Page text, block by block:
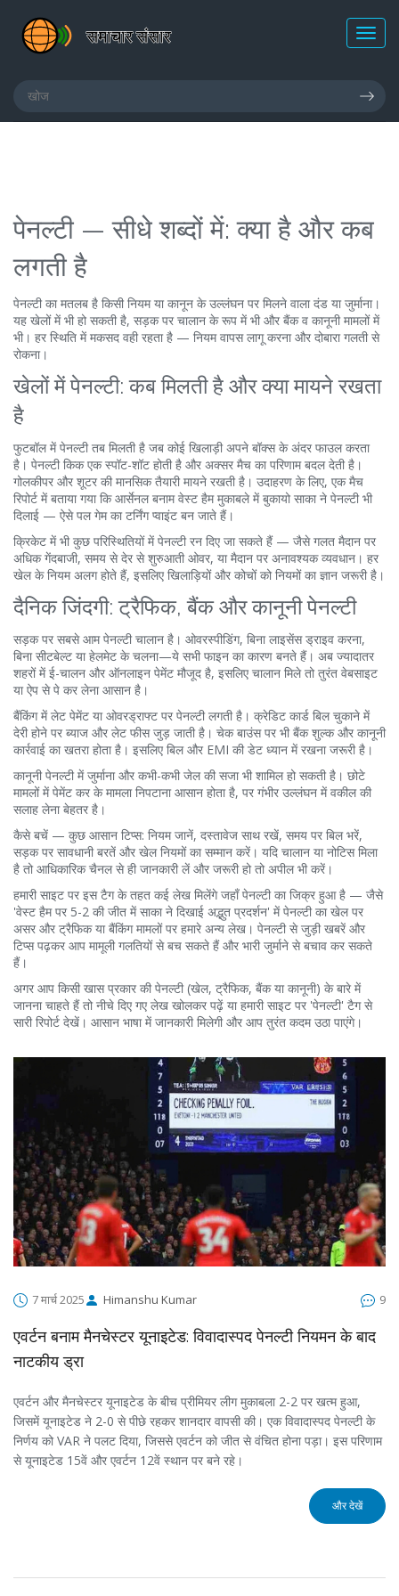
पेनल्टी — सीधे शब्दों में: क्या है और कब
लगती है
पेनल्टी का मतलब है किसी नियम या कानून के उल्लंघन पर मिलने वाला दंड या जुर्माना।
यह खेलों में भी हो सकती है, सड़क पर चालान के रूप में भी और बैंक व कानूनी मामलों में
भी। हर स्थिति में मकसद वही रहता है — नियम वापस लागू करना और दोबारा गलती से
रोकना।
खेलों में पेनल्टी: कब मिलती है और क्या मायने रखता
है
फुटबॉल में पेनल्टी तब मिलती है जब कोई खिलाड़ी अपने बॉक्स के अंदर फाउल करता
है। पेनल्टी किक एक स्पॉट-शॉट होती है और अक्सर मैच का परिणाम बदल देती है।
गोलकीपर और शूटर की मानसिक तैयारी मायने रखती है। उदाहरण के लिए, एक मैच
रिपोर्ट में बताया गया कि आर्सेनल बनाम वेस्ट हैम मुकाबले में बुकायो साका ने पेनल्टी भी
दिलाई — ऐसे पल गेम का टर्निंग प्वाइंट बन जाते हैं।
क्रिकेट में भी कुछ परिस्थितियों में पेनल्टी रन दिए जा सकते हैं — जैसे गलत मैदान पर
अधिक गेंदबाजी, समय से देर से शुरुआती ओवर, या मैदान पर अनावश्यक व्यवधान। हर
खेल के नियम अलग होते हैं, इसलिए खिलाड़ियों और कोचों को नियमों का ज्ञान जरूरी है।
दैनिक जिंदगी: ट्रैफिक, बैंक और कानूनी पेनल्टी
सड़क पर सबसे आम पेनल्टी चालान है। ओवरस्पीडिंग, बिना लाइसेंस ड्राइव करना,
बिना सीटबेल्ट या हेलमेट के चलना—ये सभी फाइन का कारण बनते हैं। अब ज्यादातर
शहरों में ई-चालन और ऑनलाइन पेमेंट मौजूद है, इसलिए चालान मिले तो तुरंत वेबसाइट
या ऐप से पे कर लेना आसान है।
बैंकिंग में लेट पेमेंट या ओवरड्राफ्ट पर पेनल्टी लगती है। क्रेडिट कार्ड बिल चुकाने में
देरी होने पर ब्याज और लेट फीस जुड़ जाती है। चेक बाउंस पर भी बैंक शुल्क और कानूनी
कार्रवाई का खतरा होता है। इसलिए बिल और EMI की डेट ध्यान में रखना जरूरी है।
कानूनी पेनल्टी में जुर्माना और कभी-कभी जेल की सजा भी शामिल हो सकती है। छोटे
मामलों में पेमेंट कर के मामला निपटाना आसान होता है, पर गंभीर उल्लंघन में वकील की
सलाह लेना बेहतर है।
कैसे बचें — कुछ आसान टिप्स: नियम जानें, दस्तावेज साथ रखें, समय पर बिल भरें,
सड़क पर सावधानी बरतें और खेल नियमों का सम्मान करें। यदि चालान या नोटिस मिला
है तो आधिकारिक चैनल से ही जानकारी लें और जरूरी हो तो अपील भी करें।
हमारी साइट पर इस टैग के तहत कई लेख मिलेंगे जहाँ पेनल्टी का जिक्र हुआ है — जैसे
'वेस्ट हैम पर 5-2 की जीत में साका ने दिखाई अद्भुत प्रदर्शन' में पेनल्टी का खेल पर
असर और ट्रैफिक या बैंकिंग मामलों पर हमारे अन्य लेख। पेनल्टी से जुड़ी खबरें और
टिप्स पढ़कर आप मामूली गलतियों से बच सकते हैं और भारी जुर्माने से बचाव कर सकते
हैं।
अगर आप किसी खास प्रकार की पेनल्टी (खेल, ट्रैफिक, बैंक या कानूनी) के बारे में
जानना चाहते हैं तो नीचे दिए गए लेख खोलकर पढ़ें या हमारी साइट पर 'पेनल्टी' टैग से
सारी रिपोर्ट देखें। आसान भाषा में जानकारी मिलेगी और आप तुरंत कदम उठा पाएंगे।
7 मार्च 2025 Himanshu Kumar 9
एवर्टन बनाम मैनचेस्टर यूनाइटेड: विवादास्पद पेनल्टी नियमन के बाद
नाटकीय ड्रा
एवर्टन और मैनचेस्टर यूनाइटेड के बीच प्रीमियर लीग मुकाबला 2-2 पर खत्म हुआ,
जिसमें यूनाइटेड ने 2-0 से पीछे रहकर शानदार वापसी की। एक विवादास्पद पेनल्टी के
निर्णय को VAR ने पलट दिया, जिससे एवर्टन को जीत से वंचित होना पड़ा। इस परिणाम
से यूनाइटेड 15वें और एवर्टन 12वें स्थान पर बने रहे।
और देखें